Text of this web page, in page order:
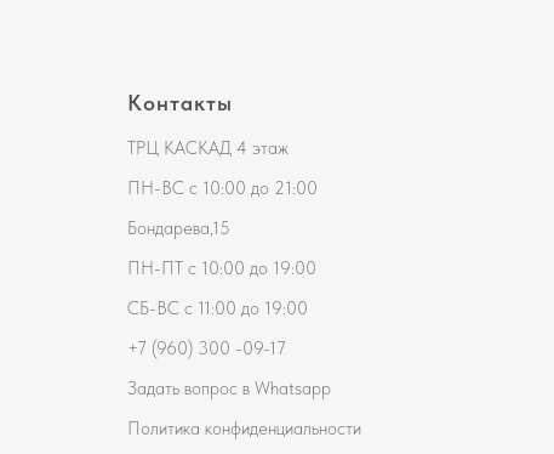
Контакты
ТРЦ КАСКАД 4 этаж
ПН-ВС с 10:00 до 21:00
Бондарева,15
ПН-ПТ с 10:00 до 19:00
СБ-ВС с 11:00 до 19:00
+7 (960) 300 -09-17
Задать вопрос в Whatsapp
Политика конфиденциальности